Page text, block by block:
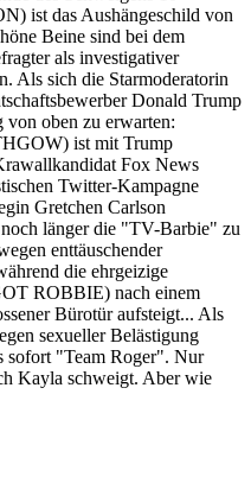
ist das Aushängeschild von
Beine sind bei dem
als investigativer
Als sich die Starmoderatorin
Donald Trump
von oben zu erwarten:
ist mit Trump
Fox News
Twitter-Kampagne
Gretchen Carlson
länger die "TV-Barbie" zu
enttäuschender
die ehrgeizige
ROBBIE) nach einem
Bürotür aufsteigt... Als
sexueller Belästigung
sofort "Team Roger". Nur
Kayla schweigt. Aber wie